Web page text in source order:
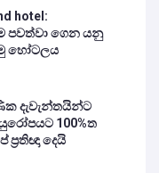
hotel:
ගෙන යනු
හෝටලය
දැවැන්තයින්ට
100%ත
දෙයි